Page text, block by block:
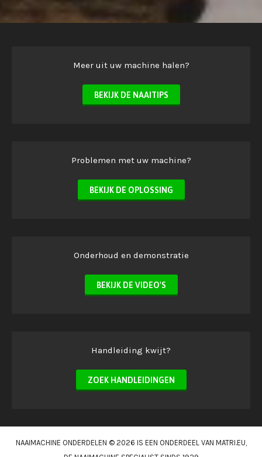
Meer uit uw machine halen?
BEKIJK DE NAAITIPS
Problemen met uw machine?
BEKIJK DE OPLOSSING
Onderhoud en demonstratie
BEKIJK DE VIDEO'S
Handleiding kwijt?
ZOEK HANDLEIDINGEN
NAAIMACHINE ONDERDELEN © 2026 IS EEN ONDERDEEL VAN MATRI.EU